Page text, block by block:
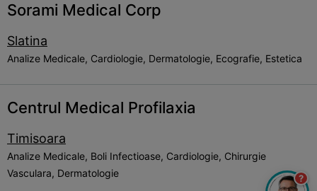
Sorami Medical Corp
Slatina
Analize Medicale, Cardiologie, Dermatologie, Ecografie, Estetica
Centrul Medical Profilaxia
Timisoara
Analize Medicale, Boli Infectioase, Cardiologie, Chirurgie
Vasculara, Dermatologie
?